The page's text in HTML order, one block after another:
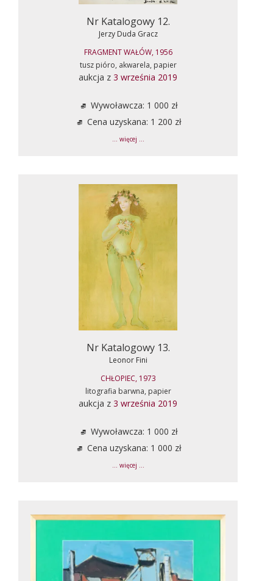
Nr Katalogowy 12.
Jerzy Duda Gracz
FRAGMENT WAŁÓW, 1956
tusz pióro, akwarela, papier
aukcja z 3 września 2019
Wywoławcza: 1 000 zł
Cena uzyskana: 1 200 zł
... więcej ...
Nr Katalogowy 13.
Leonor Fini
CHŁOPIEC, 1973
litografia barwna, papier
aukcja z 3 września 2019
Wywoławcza: 1 000 zł
Cena uzyskana: 1 000 zł
... więcej ...